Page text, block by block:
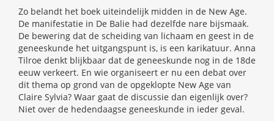
Zo belandt het boek uiteindelijk midden in de New Age.
De manifestatie in De Balie had dezelfde nare bijsmaak.
De bewering dat de scheiding van lichaam en geest in de
geneeskunde het uitgangspunt is, is een karikatuur. Anna
Tilroe denkt blijkbaar dat de geneeskunde nog in de 18de
eeuw verkeert. En wie organiseert er nu een debat over
dit thema op grond van de opgeklopte New Age van
Claire Sylvia? Waar gaat de discussie dan eigenlijk over?
Niet over de hedendaagse geneeskunde in ieder geval.